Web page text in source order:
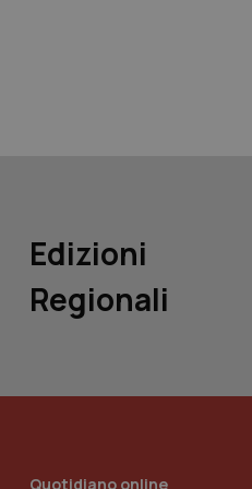
Edizioni
Regionali
Quotidiano online